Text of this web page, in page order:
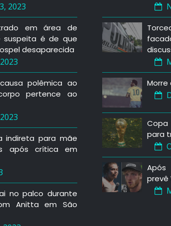
2023
em área de
suspeita é de que
desaparecida
polêmica ao
pertence ao
indireta para mãe
após crítica em
no palco durante
Anitta em São
Morre
Copa
para
prevê